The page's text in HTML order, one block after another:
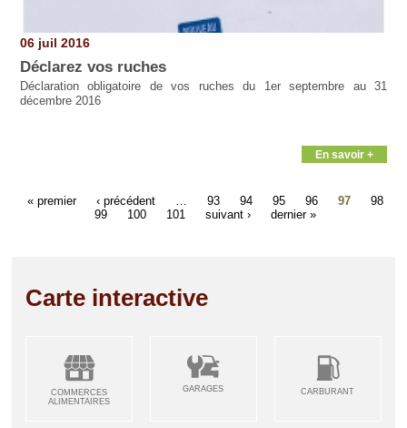
06 juil 2016
Déclarez vos ruches
Déclaration obligatoire de vos ruches du 1er septembre au 31
décembre 2016
En savoir +
« premier ‹ précédent 93 94 95 96 97
98
99
100 101 suivant › dernier »
Carte interactive
COMMERCES
ALIMENTAIRES
GARAGES CARBURANT